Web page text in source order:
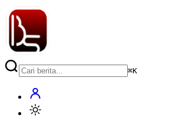
⌘K